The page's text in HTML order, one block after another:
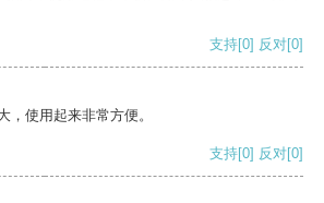
支持[0] 反对[0]
，使用起来非常方便。
支持[0] 反对[0]